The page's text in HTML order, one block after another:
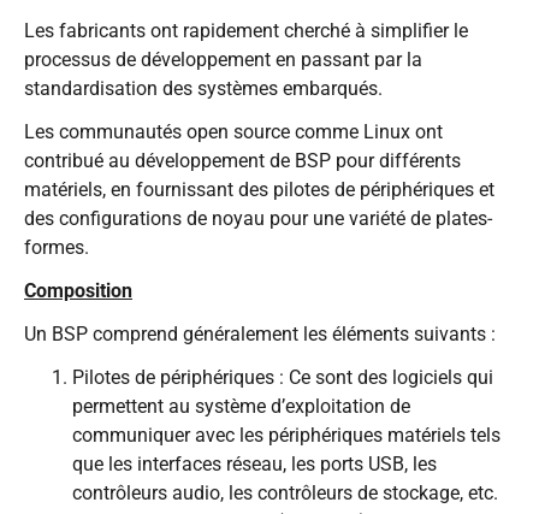
Les fabricants ont rapidement cherché à simplifier le
processus de développement en passant par la
standardisation des systèmes embarqués.
Les communautés open source comme Linux ont
contribué au développement de BSP pour différents
matériels, en fournissant des pilotes de périphériques et
des configurations de noyau pour une variété de plates-
formes.
Composition
Un BSP comprend généralement les éléments suivants :
Pilotes de périphériques : Ce sont des logiciels qui
permettent au système d’exploitation de
communiquer avec les périphériques matériels tels
que les interfaces réseau, les ports USB, les
contrôleurs audio, les contrôleurs de stockage, etc.